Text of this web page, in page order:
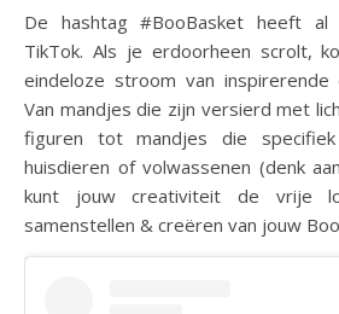
De hashtag #BooBasket heeft al
TikTok. Als je erdoorheen scrolt,
eindeloze stroom van inspirerende
Van mandjes die zijn versierd met
figuren tot mandjes die
huisdieren of volwassenen (denk
kunt jouw creativiteit de vrije
samenstellen & creëren van jouw